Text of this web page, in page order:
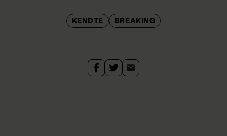
KENDTE BREAKING